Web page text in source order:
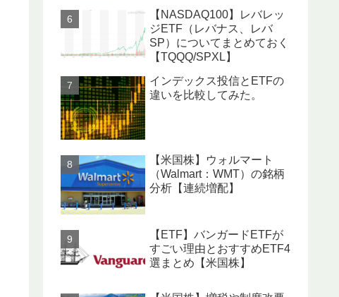
【NASDAQ100】レバレッ
ジETF（レバナス、レバ
SP）についてまとめておく
【TQQQ/SPXL】
インデックス投信とETFの
違いを比較してみた。
【米国株】ウォルマート
（Walmart：WMT）の銘柄
分析【連続増配】
【ETF】バンガードETFが
すごい理由とおすすめETF4
選まとめ【米国株】